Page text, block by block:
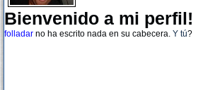
Bienvenido a mi perfil!
folladar no ha escrito nada en su cabecera. Y tú?